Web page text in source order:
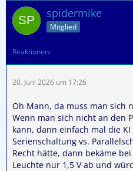
spidermike
Mitglied
Reaktionen
20. Juni 2026 um 17:26
Oh Mann, da muss man sich
Wenn man sich nicht an den
kann, dann einfach mal die
Serienschaltung vs.
Recht hätte, dann bekäme
Leuchte nur 1,5 V ab und